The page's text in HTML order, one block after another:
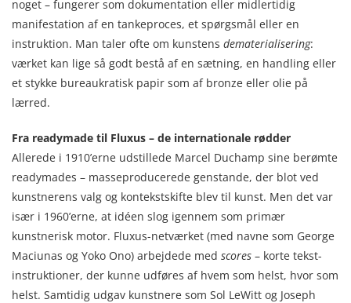
noget – fungerer som dokumentation eller midlertidig
manifestation af en tankeproces, et spørgsmål eller en
instruktion. Man taler ofte om kunstens dematerialisering:
værket kan lige så godt bestå af en sætning, en handling eller
et stykke bureaukratisk papir som af bronze eller olie på
lærred.
Fra readymade til Fluxus – de internationale rødder
Allerede i 1910’erne udstillede Marcel Duchamp sine berømte
readymades – masseproducerede genstande, der blot ved
kunstnerens valg og kontekstskifte blev til kunst. Men det var
især i 1960’erne, at idéen slog igennem som primær
kunstnerisk motor. Fluxus-netværket (med navne som George
Maciunas og Yoko Ono) arbejdede med scores – korte tekst-
instruktioner, der kunne udføres af hvem som helst, hvor som
helst. Samtidig udgav kunstnere som Sol LeWitt og Joseph